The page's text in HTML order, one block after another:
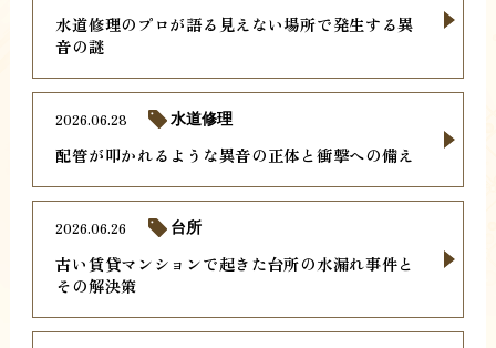
水道修理のプロが語る見えない場所で発生する異
音の謎
配管が叩かれるような異音の正体と衝撃への備え
2026.06.28 水道修理
古い賃貸マンションで起きた台所の水漏れ事件と
その解決策
2026.06.26 台所